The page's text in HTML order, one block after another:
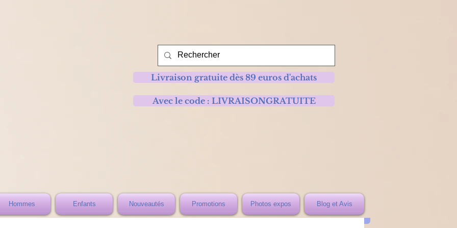
Livraison gratuite dès 89 euros d'achats
Avec le code : LIVRAISONGRATUITE
Hommes Enfants Nouveautés Promotions Photos expos Blog et Avis